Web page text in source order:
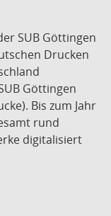
SUB Göttingen
Drucken
Göttingen
Bis zum Jahr
rund
digitalisiert